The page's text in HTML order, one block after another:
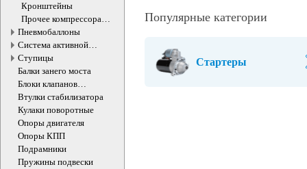
Кронштейны
Прочее компрессора
пневмоподвески
Пневмобаллоны
Система активной
стабилизации
Ступицы
Балки занего моста
Блоки клапанов
пневмоподвески
Втулки стабилизатора
Кулаки поворотные
Опоры двигателя
Опоры КПП
Подрамники
Пружины подвески
Популярные категории
Стартеры